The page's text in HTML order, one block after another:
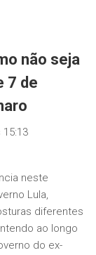
não seja
7 de
neste
Lula,
diferentes
ao longo
do ex-